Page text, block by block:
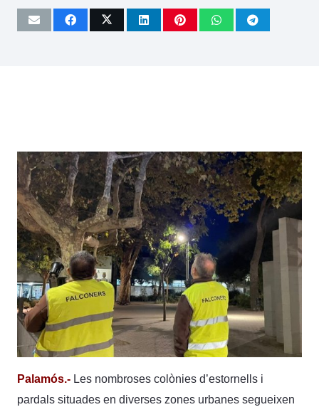
Palamós.- Les nombroses colònies d’estornells i
pardals situades en diverses zones urbanes segueixen